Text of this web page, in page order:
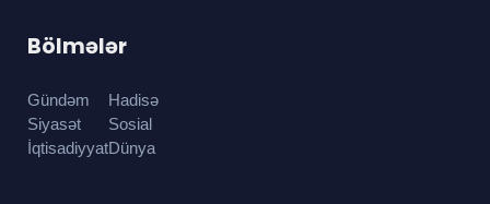
Bölmələr
Gündəm
Siyasət
İqtisadiyyat
Hadisə
Sosial
Dünya